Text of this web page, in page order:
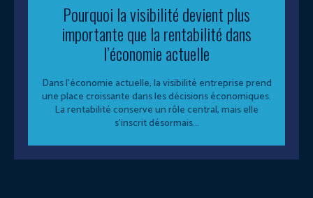
Pourquoi la visibilité devient plus
importante que la rentabilité dans
l’économie actuelle
Dans l’économie actuelle, la visibilité entreprise prend
une place croissante dans les décisions économiques.
La rentabilité conserve un rôle central, mais elle
s’inscrit désormais...